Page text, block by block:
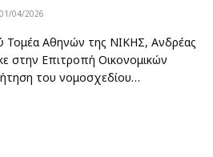
01/04/2026
Τομέα Αθηνών της ΝΙΚΗΣ, Ανδρέας
στην Επιτροπή Οικονομικών
του νομοσχεδίου…